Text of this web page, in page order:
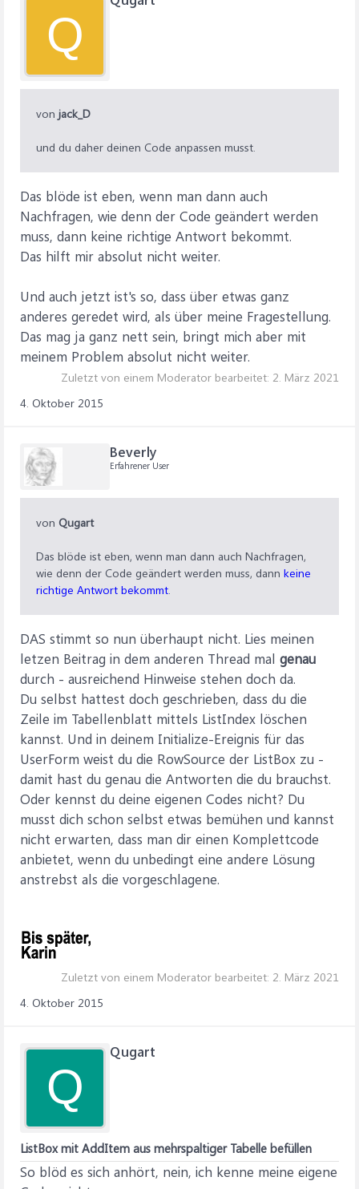
Q
von jack_D
und du daher deinen Code anpassen musst.
Das blöde ist eben, wenn man dann auch
Nachfragen, wie denn der Code geändert werden
muss, dann keine richtige Antwort bekommt.
Das hilft mir absolut nicht weiter.
Und auch jetzt ist's so, dass über etwas ganz
anderes geredet wird, als über meine Fragestellung.
Das mag ja ganz nett sein, bringt mich aber mit
meinem Problem absolut nicht weiter.
Zuletzt von einem Moderator bearbeitet: 2. März 2021
4. Oktober 2015
Beverly
Erfahrener User
von Qugart
Das blöde ist eben, wenn man dann auch Nachfragen,
wie denn der Code geändert werden muss, dann keine
richtige Antwort bekommt.
DAS stimmt so nun überhaupt nicht. Lies meinen
letzen Beitrag in dem anderen Thread mal genau
durch - ausreichend Hinweise stehen doch da.
Du selbst hattest doch geschrieben, dass du die
Zeile im Tabellenblatt mittels ListIndex löschen
kannst. Und in deinem Initialize-Ereignis für das
UserForm weist du die RowSource der ListBox zu -
damit hast du genau die Antworten die du brauchst.
Oder kennst du deine eigenen Codes nicht? Du
musst dich schon selbst etwas bemühen und kannst
nicht erwarten, dass man dir einen Komplettcode
anbietet, wenn du unbedingt eine andere Lösung
anstrebst als die vorgeschlagene.
Zuletzt von einem Moderator bearbeitet: 2. März 2021
4. Oktober 2015
Q
Qugart
ListBox mit AddItem aus mehrspaltiger Tabelle befüllen
So blöd es sich anhört, nein, ich kenne meine eigene